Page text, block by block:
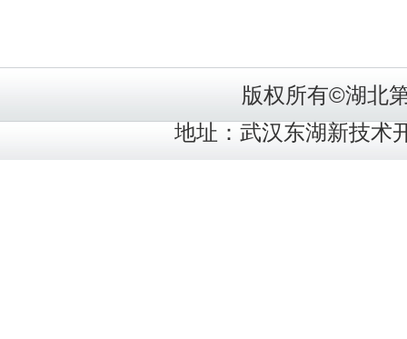
版权所有©湖北
地址：武汉东湖新技术